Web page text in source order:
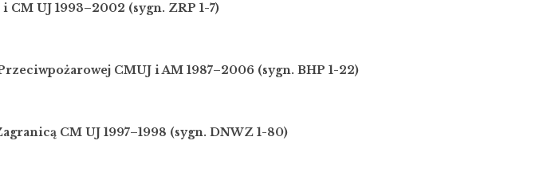
i CM UJ 1993–2002 (sygn. ZRP 1-7)
CMUJ i AM 1987–2006 (sygn. BHP 1-22)
CM UJ 1997–1998 (sygn. DNWZ 1-80)